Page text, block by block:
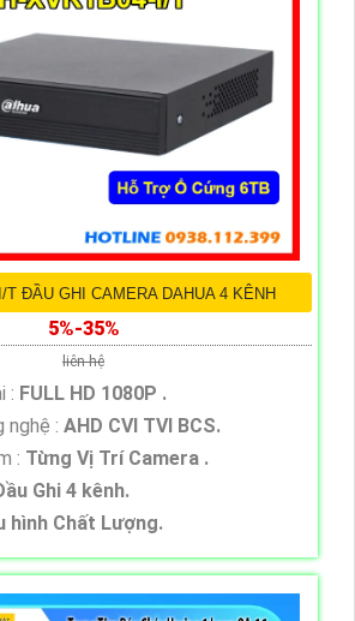
T ĐẦU GHI CAMERA DAHUA 4 KÊNH
5%-35%
liên hệ
: FULL HD 1080P .
: AHD CVI TVI BCS.
: Từng Vị Trí Camera .
Ghi 4 kênh.
hình Chất Lượng.